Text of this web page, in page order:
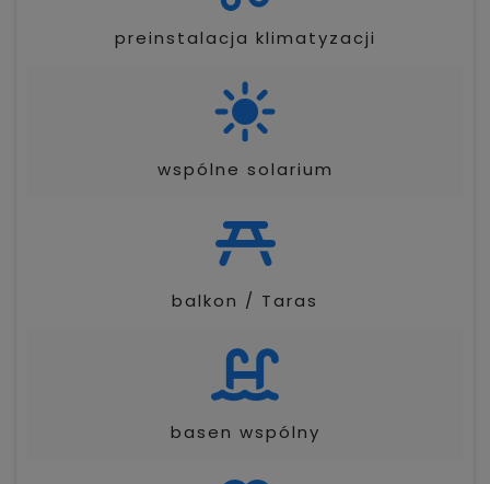
preinstalacja klimatyzacji
wspólne solarium
balkon / Taras
basen wspólny